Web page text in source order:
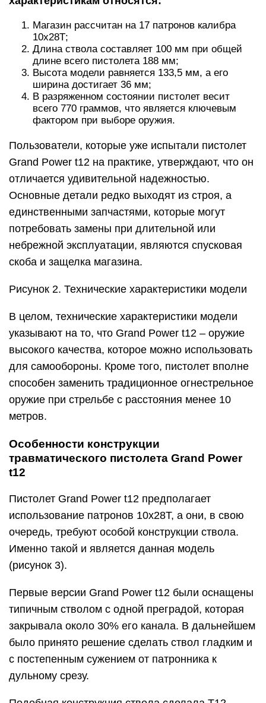
Магазин рассчитан на 17 патронов калибра
10х28Т;
Длина ствола составляет 100 мм при общей
длине всего пистолета 188 мм;
Высота модели равняется 133,5 мм, а его
ширина достигает 36 мм;
В разряженном состоянии пистолет весит
всего 770 граммов, что является ключевым
фактором при выборе оружия.
Пользователи, которые уже испытали пистолет
Grand Power t12 на практике, утверждают, что он
отличается удивительной надежностью.
Основные детали редко выходят из строя, а
единственными запчастями, которые могут
потребовать замены при длительной или
небрежной эксплуатации, являются спусковая
скоба и защелка магазина.
Рисунок 2. Технические характеристики модели
В целом, технические характеристики модели
указывают на то, что Grand Power t12 – оружие
высокого качества, которое можно использовать
для самообороны. Кроме того, пистолет вполне
способен заменить традиционное огнестрельное
оружие при стрельбе с расстояния менее 10
метров.
Особенности конструкции
травматического пистолета Grand Power
t12
Пистолет Grand Power t12 предполагает
использование патронов 10х28Т, а они, в свою
очередь, требуют особой конструкции ствола.
Именно такой и является данная модель
(рисунок 3).
Первые версии Grand Power t12 были оснащены
типичным стволом с одной преградой, которая
закрывала около 30% его канала. В дальнейшем
было принято решение сделать ствол гладким и
с постепенным сужением от патронника к
дульному срезу.